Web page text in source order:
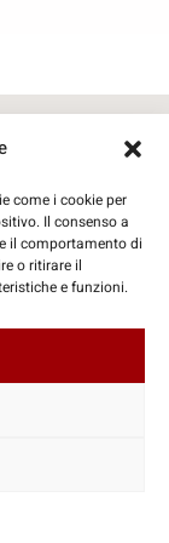
come i cookie per
Il consenso a
il comportamento di
o ritirare il
e funzioni.
Sas